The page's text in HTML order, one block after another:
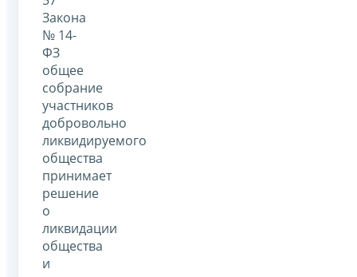
Закона
№ 14-
ФЗ
общее
собрание
участников
добровольно
ликвидируемого
общества
принимает
решение
о
ликвидации
общества
и